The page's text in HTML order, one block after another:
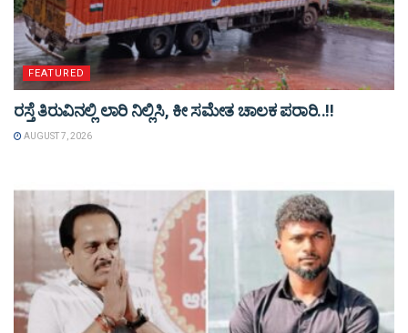
FEATURED
ರಸ್ತೆ ತಿರುವಿನಲ್ಲಿ ಲಾರಿ ನಿಲ್ಲಿಸಿ, ಕೀ ಸಮೇತ ಚಾಲಕ ಪರಾರಿ..!!
AUGUST 7, 2026